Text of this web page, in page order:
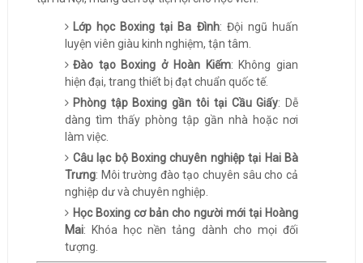
Lớp học Boxing tại Ba Đình: Đội ngũ huấn
luyện viên giàu kinh nghiệm, tận tâm.
Đào tạo Boxing ở Hoàn Kiếm: Không gian
hiện đại, trang thiết bị đạt chuẩn quốc tế.
Phòng tập Boxing gần tôi tại Cầu Giấy: Dễ
dàng tìm thấy phòng tập gần nhà hoặc nơi
làm việc.
Câu lạc bộ Boxing chuyên nghiệp tại Hai Bà
Trưng: Môi trường đào tạo chuyên sâu cho cả
nghiệp dư và chuyên nghiệp.
Học Boxing cơ bản cho người mới tại Hoàng
Mai: Khóa học nền tảng dành cho mọi đối
tượng.